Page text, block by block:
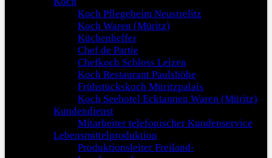
Koch Pflegeheim Neustrelitz
Koch Waren (Müritz)
Küchenhelfer
Chef de Partie
Chefkoch Schloss Leizen
Koch Restaurant Paulshöhe
Frühstückskoch Müritzpalais
Koch Seehotel Ecktannen Waren (Müritz)
Kundendienst
Mitarbeiter telefonischer Kundenservice
Lebensmittelproduktion
Produktionsleiter Freiland-